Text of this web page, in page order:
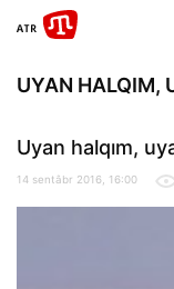
UYAN HALQIM,
Uyan halqım,
14 sentâbr 2016, 16:00